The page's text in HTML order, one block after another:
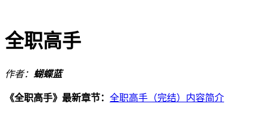
全职高手
作者： 蝴蝶蓝
《全职高手》最新章节： 全职高手（完结）内容简介